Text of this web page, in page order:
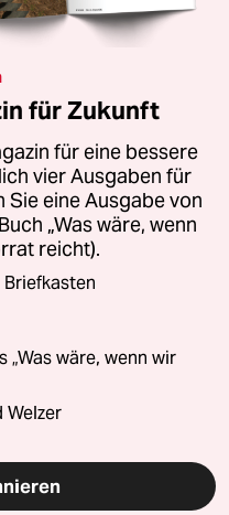
für Zukunft
für eine bessere
vier Ausgaben für
Sie eine Ausgabe von
„Was wäre, wenn
reicht).
„Was wäre, wenn wir
Welzer